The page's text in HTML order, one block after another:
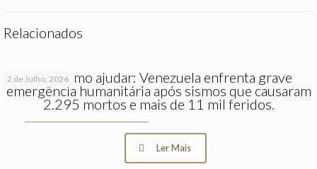
Relacionados
2 de Julho, 2026
Saiba como ajudar: Venezuela enfrenta grave
emergência humanitária após sismos que causaram
2.295 mortos e mais de 11 mil feridos.
Ler Mais